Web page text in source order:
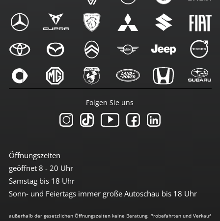
Öffnungszeiten
geöffnet 8 - 20 Uhr
Samstag bis 18 Uhr
Sonn- und Feiertags immer große Autoschau bis 18 Uhr
Folgen Sie uns
außerhalb der gesetzlichen Öffnungszeiten keine Beratung, Probefahrten und Verkauf